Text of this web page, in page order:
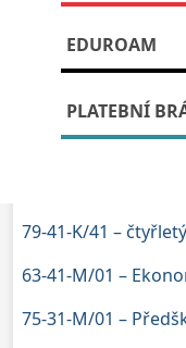
EDUROAM
PLATEBNÍ
Ve čtvrtek 7.
škole (GOB a SOŠ
OTEVŘENÝCH
Těšíme se na
79-41-K/41 –
63-41-M/01 –
75-31-M/01 –